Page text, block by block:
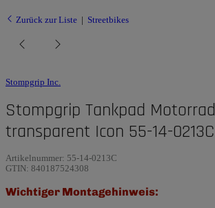
Zurück zur Liste Streetbikes
Stompgrip Inc.
Stompgrip Tankpad Motorrad
transparent Icon 55-14-0213C
Artikelnummer: 55-14-0213C
GTIN: 840187524308
Wichtiger Montagehinweis: